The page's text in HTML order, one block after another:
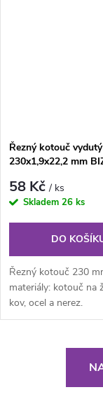
Řezný kotouč vydutý
230x1,9x22,2 mm
58 Kč/ ks
Skladem 26 ks
DO
Řezný kotouč 230
materiály: kotouč na
kov, ocel a nerez.